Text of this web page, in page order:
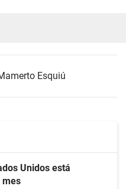
Esquiú
Unidos está
mes